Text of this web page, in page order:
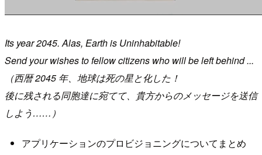
Its year 2045. Alas, Earth is Uninhabitable!
Send your wishes to fellow citizens who will be left behind ...
（西暦 2045 年、地球は死の星と化した！
後に残される同胞達に宛てて、貴方からのメッセージを送信
しよう……）
アプリケーションのプロビジョニングについてまとめ